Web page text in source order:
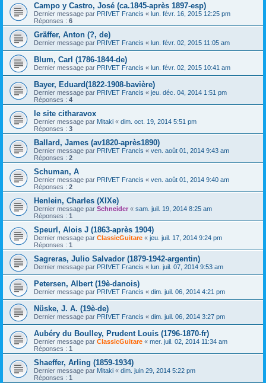
Campo y Castro, José (ca.1845-après 1897-esp)
Dernier message par PRIVET Francis « lun. févr. 16, 2015 12:25 pm
Réponses : 6
Gräffer, Anton (?, de)
Dernier message par PRIVET Francis « lun. févr. 02, 2015 11:05 am
Blum, Carl (1786-1844-de)
Dernier message par PRIVET Francis « lun. févr. 02, 2015 10:41 am
Bayer, Eduard(1822-1908-bavière)
Dernier message par PRIVET Francis « jeu. déc. 04, 2014 1:51 pm
Réponses : 4
le site citharavox
Dernier message par Mitaki « dim. oct. 19, 2014 5:51 pm
Réponses : 3
Ballard, James (av1820-après1890)
Dernier message par PRIVET Francis « ven. août 01, 2014 9:43 am
Réponses : 2
Schuman, A
Dernier message par PRIVET Francis « ven. août 01, 2014 9:40 am
Réponses : 2
Henlein, Charles (XIXe)
Dernier message par Schneider « sam. juil. 19, 2014 8:25 am
Réponses : 1
Speurl, Alois J (1863-après 1904)
Dernier message par ClassicGuitare « jeu. juil. 17, 2014 9:24 pm
Réponses : 1
Sagreras, Julio Salvador (1879-1942-argentin)
Dernier message par PRIVET Francis « lun. juil. 07, 2014 9:53 am
Petersen, Albert (19è-danois)
Dernier message par PRIVET Francis « dim. juil. 06, 2014 4:21 pm
Nüske, J. A. (19è-de)
Dernier message par PRIVET Francis « dim. juil. 06, 2014 3:27 pm
Aubéry du Boulley, Prudent Louis (1796-1870-fr)
Dernier message par ClassicGuitare « mer. juil. 02, 2014 11:34 am
Réponses : 1
Shaeffer, Arling (1859-1934)
Dernier message par Mitaki « dim. juin 29, 2014 5:22 pm
Réponses : 1